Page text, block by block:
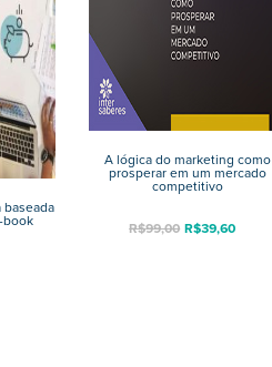
book
A lógica do marketing como
prosperar em um mercado
competitivo
R$99,00 R$39,60